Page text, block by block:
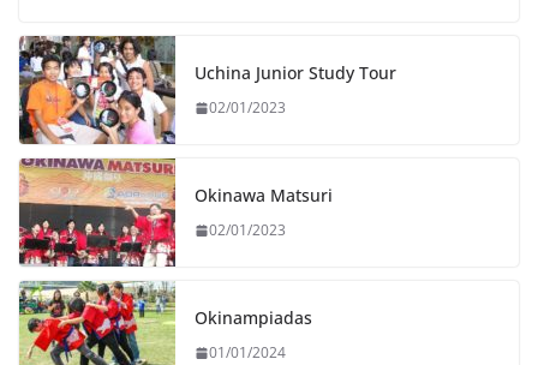
Uchina Junior Study Tour
02/01/2023
Okinawa Matsuri
02/01/2023
Okinampiadas
01/01/2024